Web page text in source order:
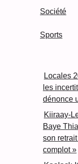
Société
Sports
Locales
les
dénonce
Kiiraay-
Baye
son
complot »